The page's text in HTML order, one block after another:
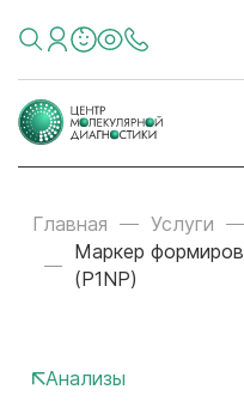
Главная Услуги
Маркер
(P1NP)
Анализы